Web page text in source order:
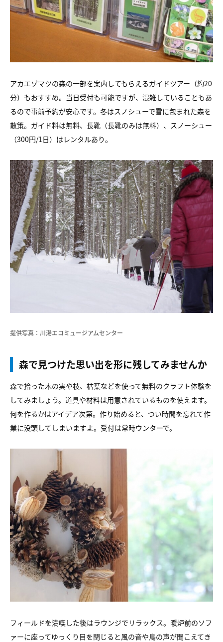
アカエゾマツの森の一部を案内してもらえるガイドツアー（約20
分）もおすすめ。当日受付も可能ですが、混雑していることもあ
るので事前予約が安心です。冬はスノシューで雪に包まれた森を
散策。ガイド料は無料、長靴（長靴のみは無料）、スノーシュー
（300円/1日）はレンタルあり。
提供写真：川湯エコミュージアムセンター
森で見つけた思い出を形に残してみませんか
森で拾った木の実や枝、枯葉などを使って無料のクラフト体験を
してみましょう。道具や材料は用意されているものを使えます。
何を作るかはアイデア次第。作り始めると、つい時間を忘れて作
業に没頭してしまいますよ。受付は常時ウンターで。
フィールドを満喫した後はラウンジでリラックス。暖炉前のソフ
ァーに座ってゆっくり目を閉じると風の音や鳥の声が聞こえてき